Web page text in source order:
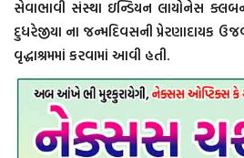
સેવાભાવી સંસ્થા ઇન્ડિયન લાયોનેસ
દુધરેજીયા ના જન્મદિવસની પ્રેરણાદાયક
વૃદ્ધાશ્રમમાં કરવામાં આવી હતી.